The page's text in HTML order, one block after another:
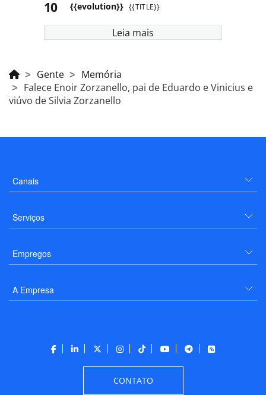
{{evolution}} {{TITLE}}
Leia mais
Gente
Memória
Falece Enoir Zorzanello, pai de Eduardo e Vinicius e
viúvo de Silvia Zorzanello
Canais
Serviços
Empregos
A Empresa
CONTATO